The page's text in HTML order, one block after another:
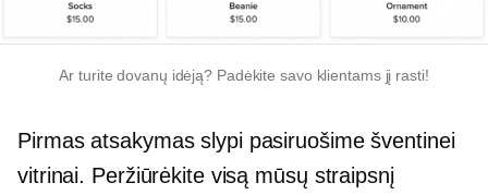
Ar turite dovanų idėją? Padėkite savo klientams jį rasti!
Pirmas atsakymas slypi pasiruošime šventinei
vitrinai. Peržiūrėkite visą mūsų straipsnį